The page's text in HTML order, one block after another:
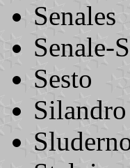
Senales
Senale-
Sesto
Silandro